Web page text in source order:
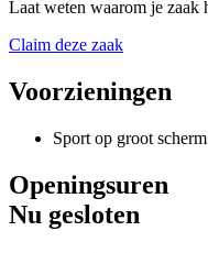
Laat weten waarom je zaak
Claim deze zaak
Voorzieningen
Sport op groot scherm
Openingsuren
Nu gesloten